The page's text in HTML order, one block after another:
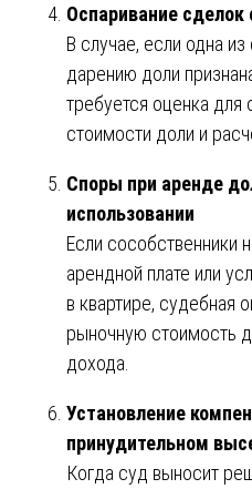
Оспаривание сделок
В случае, если одна
дарению доли
требуется оценка
стоимости доли и
Споры при аренде
использовании
Если сособственники
арендной плате или
в квартире, судебная
рыночную стоимость
дохода.
Установление
принудительном
Когда суд выносит